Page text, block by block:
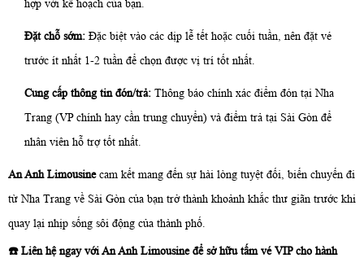
hợp với kế hoạch của bạn.
Đặt chỗ sớm: Đặc biệt vào các dịp lễ tết hoặc cuối tuần, nên đặt vé
trước ít nhất 1-2 tuần để chọn được vị trí tốt nhất.
Cung cấp thông tin đón/trả: Thông báo chính xác điểm đón tại Nha
Trang (VP chính hay cần trung chuyển) và điểm trả tại Sài Gòn để
nhân viên hỗ trợ tốt nhất.
An Anh Limousinecam kết mang đến sự hài lòng tuyệt đối, biến chuyến đi
từ Nha Trang về Sài Gòn của bạn trở thành khoảnh khắc thư giãn trước khi
quay lại nhịp sống sôi động của thành phố.
☎️ Liên hệ ngay với An Anh Limousine để sở hữu tấm vé VIP cho hành